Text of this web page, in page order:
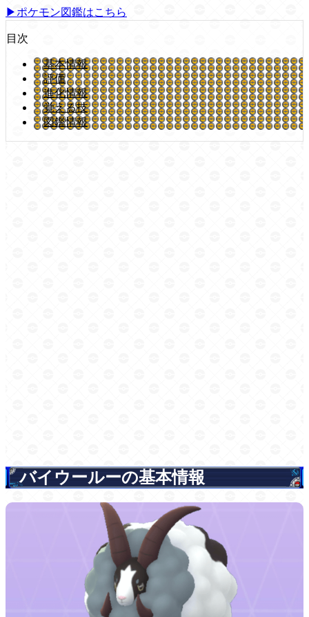
▶ポケモン図鑑はこちら
目次
基本情報
評価
進化情報
覚える技
図鑑情報
バイウールーの基本情報